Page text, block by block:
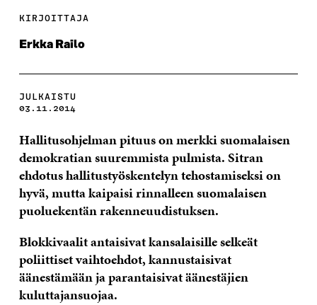
KIRJOITTAJA
Erkka Railo
JULKAISTU
03.11.2014
Hallitusohjelman pituus on merkki suomalaisen
demokratian suuremmista pulmista. Sitran
ehdotus hallitustyöskentelyn tehostamiseksi on
hyvä, mutta kaipaisi rinnalleen suomalaisen
puoluekentän rakenneuudistuksen.
Blokkivaalit antaisivat kansalaisille selkeät
poliittiset vaihtoehdot, kannustaisivat
äänestämään ja parantaisivat äänestäjien
kuluttajansuojaa.